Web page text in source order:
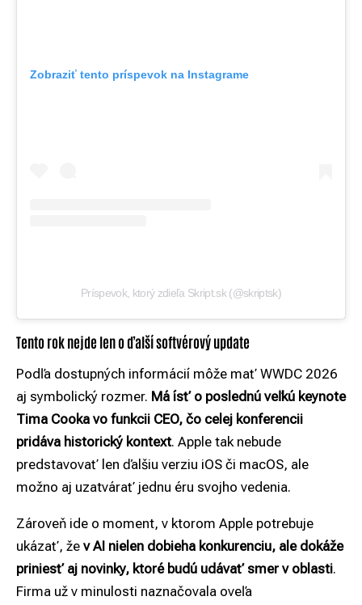
Zobraziť tento príspevok na Instagrame
Príspevok, ktorý zdieľa Skript.sk (@skriptsk)
Tento rok nejde len o ďalší softvérový update
Podľa dostupných informácií môže mať WWDC 2026
aj symbolický rozmer. Má ísť o poslednú veľkú keynote
Tima Cooka vo funkcii CEO, čo celej konferencii
pridáva historický kontext. Apple tak nebude
predstavovať len ďalšiu verziu iOS či macOS, ale
možno aj uzatvárať jednu éru svojho vedenia.
Zároveň ide o moment, v ktorom Apple potrebuje
ukázať, že v AI nielen dobieha konkurenciu, ale dokáže
priniesť aj novinky, ktoré budú udávať smer v oblasti.
Firma už v minulosti naznačovala oveľa